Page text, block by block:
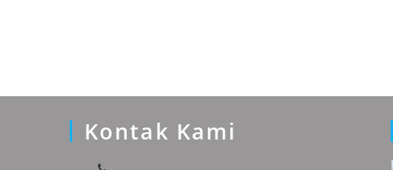
Kontak Kami